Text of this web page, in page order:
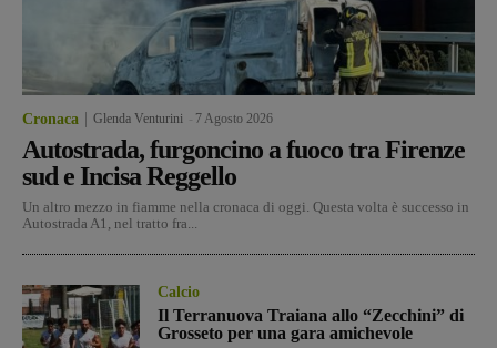
Cronaca Glenda Venturini 7 Agosto 2026
Autostrada, furgoncino a fuoco tra Firenze
sud e Incisa Reggello
Un altro mezzo in fiamme nella cronaca di oggi. Questa volta è successo in
Autostrada A1, nel tratto fra...
Calcio
Il Terranuova Traiana allo “Zecchini” di
Grosseto per una gara amichevole